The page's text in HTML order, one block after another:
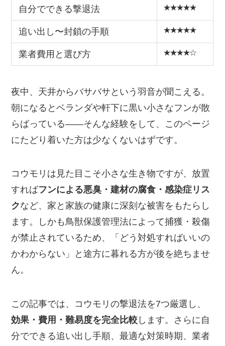
自分でできる撃退法 ★★★★★
追い出し〜封鎖の手順 ★★★★★
業者費用と選び方 ★★★★☆
夜中、天井からバサバサという羽音が聞こえる。
朝になるとベランダや軒下に黒い小さなフンが散
らばっている——そんな経験をして、このページ
にたどり着いた方は少なくないはずです。
コウモリは見た目こそ小さな生き物ですが、放置
すればフンによる悪臭・建材の腐食・感染症リス
クなど、家と家族の健康に深刻な被害をもたらし
ます。しかも鳥獣保護管理法によって捕獲・殺傷
が禁止されているため、「どう対処すればいいの
かわからない」と途方に暮れる方が後を絶ちませ
ん。
この記事では、コウモリの撃退法を7つ厳選し、
効果・費用・難易度を完全比較 します。さらに自
分でできる追い出し手順、最適な対策時期、業者